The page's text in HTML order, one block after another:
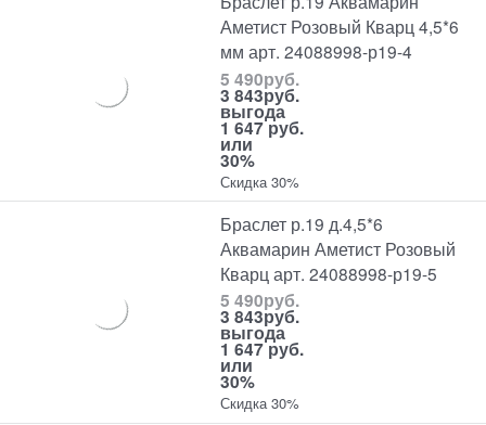
Аметист Розовый Кварц 4,5*6
мм арт. 24088998-р19-4
5 490руб.
3 843руб.
выгода
1 647 руб.
или
30%
Скидка 30%
Браслет р.19 д.4,5*6
Аквамарин Аметист Розовый
Кварц арт. 24088998-р19-5
5 490руб.
3 843руб.
выгода
1 647 руб.
или
30%
Скидка 30%